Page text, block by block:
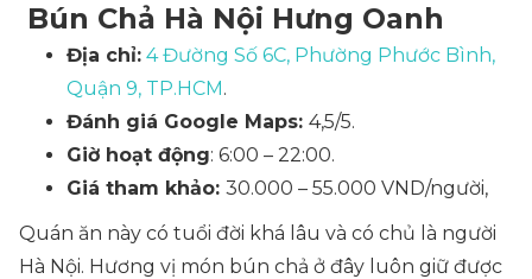
Bún Chả Hà Nội Hưng Oanh
Địa chỉ: 4 Đường Số 6C, Phường Phước Bình,
Quận 9, TP.HCM.
Đánh giá Google Maps: 4,5/5.
Giờ hoạt động: 6:00 – 22:00.
Giá tham khảo: 30.000 – 55.000 VND/người,
Quán ăn này có tuổi đời khá lâu và có chủ là người
Hà Nội. Hương vị món bún chả ở đây luôn giữ được